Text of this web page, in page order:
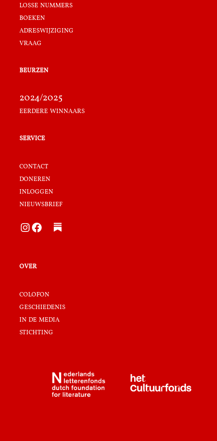
losse nummers
boeken
adreswijziging
vraag
beurzen
2024/2025
eerdere winnaars
service
contact
doneren
inloggen
nieuwsbrief
Instagram Facebook
over
colofon
geschiedenis
in de media
stichting